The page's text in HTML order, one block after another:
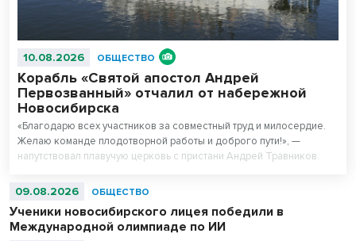
10.08.2026 ОБЩЕСТВО
Корабль «Святой апостол Андрей
Первозванный» отчалил от набережной
Новосибирска
«Благодарю всех участников за совместный труд и милосердие.
Желаю команде плодотворной работы и доброго пути!», —
напутствовал плавучую церковь с пристани Андрей Травников.
09.08.2026 ОБЩЕСТВО
Ученики новосибирского лицея победили в
Международной олимпиаде по ИИ